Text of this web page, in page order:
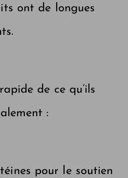
ont de longues
de ce qu’ils
:
pour le soutien